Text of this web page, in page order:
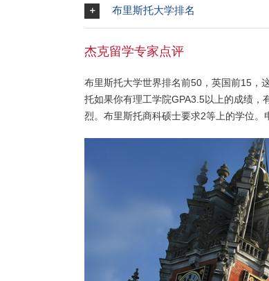
布里斯托大学排名
杰克留学专家点评
布里斯托大学世界排名前50，英国前15，
托如果你有理工学院GPA3.5以上的成绩，
烈。布里斯托商科硕士要求2等上的学位。